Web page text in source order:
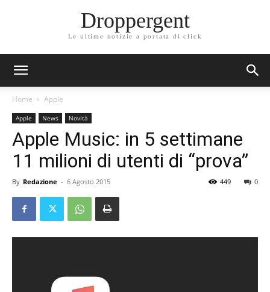
Droppergent
Le ultime notizie a portata di click
Home Apple
Apple News Novità
Apple Music: in 5 settimane
11 milioni di utenti di “prova”
By Redazione - 6 Agosto 2015 0
449